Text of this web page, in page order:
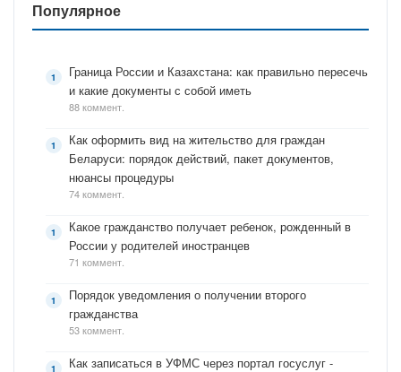
Популярное
Граница России и Казахстана: как правильно пересечь
и какие документы с собой иметь
88 коммент.
Как оформить вид на жительство для граждан
Беларуси: порядок действий, пакет документов,
нюансы процедуры
74 коммент.
Какое гражданство получает ребенок, рожденный в
России у родителей иностранцев
71 коммент.
Порядок уведомления о получении второго
гражданства
53 коммент.
Как записаться в УФМС через портал госуслуг -